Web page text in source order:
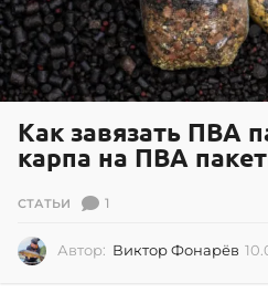
Как завязать ПВА
карпа на ПВА
СТАТЬИ 1
Автор: Виктор Фонарёв